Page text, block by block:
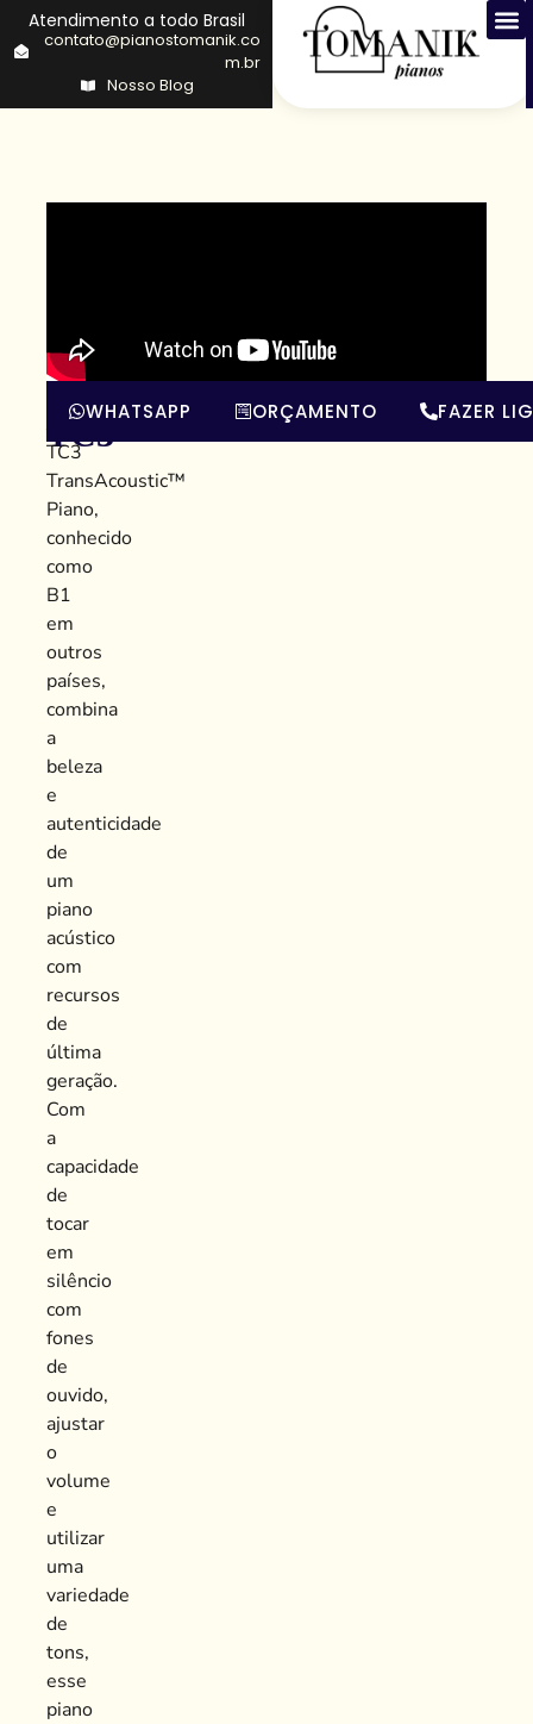
Atendimento a todo Brasil
contato@pianostomanik.co
m.br
Nosso Blog
JU109
TC3
JU109
TC3
TransAcoustic™
Piano,
conhecido
como
B1
em
outros
países,
combina
a
beleza
e
autenticidade
de
um
piano
acústico
com
recursos
de
última
geração.
Com
a
capacidade
de
tocar
em
silêncio
com
fones
de
ouvido,
ajustar
o
volume
e
utilizar
uma
variedade
de
tons,
esse
piano
WHATSAPP ORÇAMENTO FAZER